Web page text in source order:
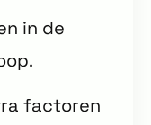
in de
factoren